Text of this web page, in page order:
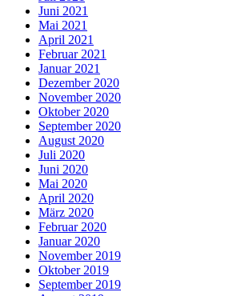
Juni 2021
Mai 2021
April 2021
Februar 2021
Januar 2021
Dezember 2020
November 2020
Oktober 2020
September 2020
August 2020
Juli 2020
Juni 2020
Mai 2020
April 2020
März 2020
Februar 2020
Januar 2020
November 2019
Oktober 2019
September 2019